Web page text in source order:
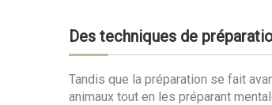
Des techniques de
Tandis que la préparation se fait
animaux tout en les préparant